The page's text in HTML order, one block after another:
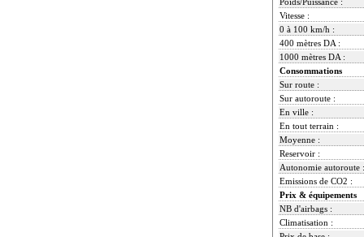
Vitesse :
0 à 100 km/h :
400 mètres DA :
1000 mètres DA :
Consommations
Sur route :
Sur autoroute :
En ville :
En tout terrain :
Moyenne :
Reservoir :
Autonomie autoroute :
Emissions de CO2 :
Prix & équipements
NB d'airbags :
Climatisation :